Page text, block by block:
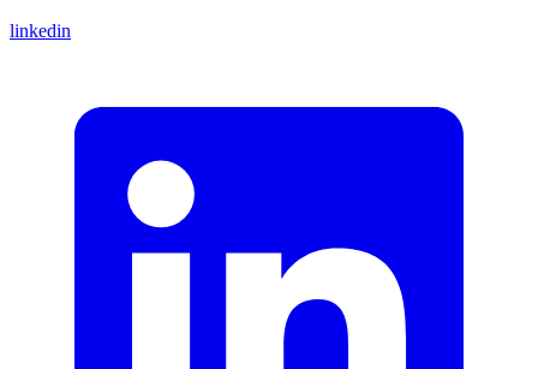
linkedin